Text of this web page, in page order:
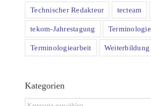
Technischer Redakteur tecteam
tekom-Jahrestagung Terminologie
Terminologiearbeit Weiterbildung
Kategorien
Kategorien